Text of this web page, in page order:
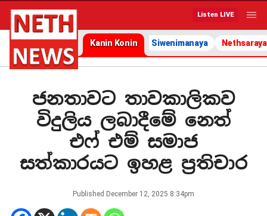
Listen LIVE
Kanin Konin Siwenimanaya Nethsaraya
ජනතාවට තාවකාලිකව
විදුලිය ලබාදීමේ නෙත්
එෆ් එම් සමාජ
සත්කාරයට ඉහළ ප්‍රතිචාර
Published December 12, 2025 8:34pm